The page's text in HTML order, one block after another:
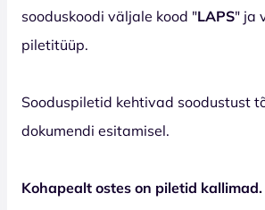
sooduskoodi väljale kood "LAPS" ja
piletitüüp.
Sooduspiletid kehtivad soodustust
dokumendi esitamisel.
Kohapealt ostes on piletid kallimad.